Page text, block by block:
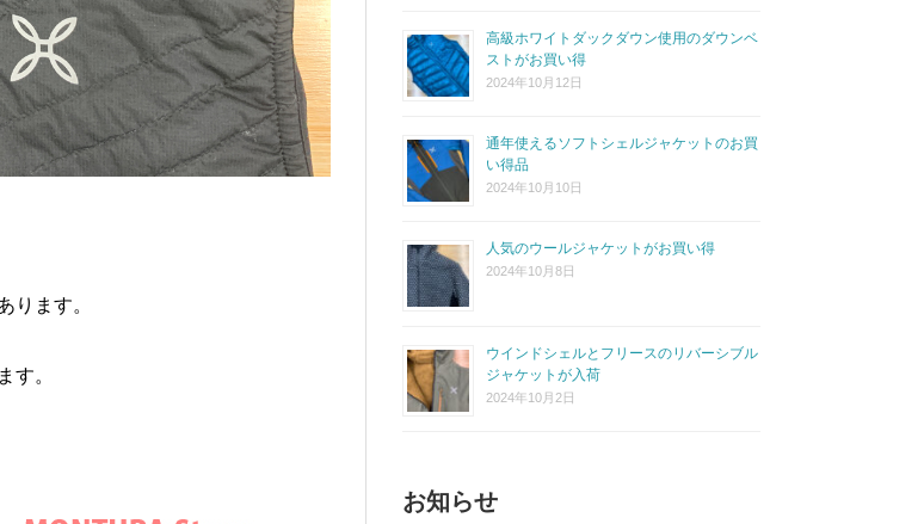
ります。
す。
高級ホワイトダックダウン使用のダウンベ
ストがお買い得
2024年10月12日
通年使えるソフトシェルジャケットのお買
い得品
2024年10月10日
人気のウールジャケットがお買い得
2024年10月8日
ウインドシェルとフリースのリバーシブル
ジャケットが入荷
2024年10月2日
お知らせ